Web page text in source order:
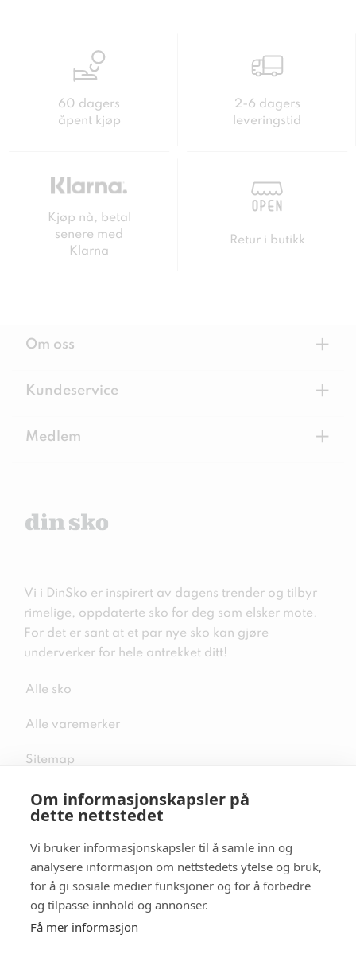
Om informasjonskapsler på
dette nettstedet
Vi bruker informasjonskapsler til å samle inn og
analysere informasjon om nettstedets ytelse og bruk,
for å gi sosiale medier funksjoner og for å forbedre
og tilpasse innhold og annonser.
Få mer informasjon
60 dagers
åpent kjøp
2-6 dagers
leveringstid
Kjøp nå, betal
senere med
Klarna
Retur i butikk
Om oss +
Kundeservice +
Medlem +
Vi i DinSko er inspirert av dagens trender og tilbyr
rimelige, oppdaterte sko for deg som elsker mote.
For det er sant at et par nye sko kan gjøre
underverker for hele antrekket ditt!
Alle sko
Alle varemerker
Sitemap
Følg oss i sosiale medier